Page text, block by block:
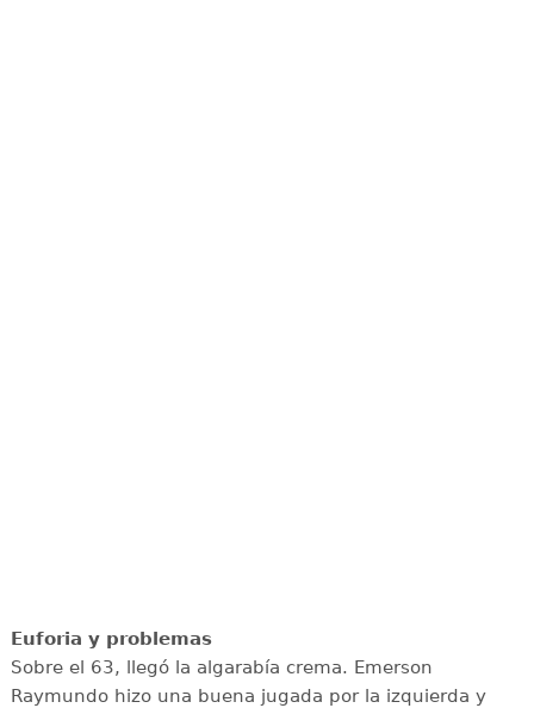
Euforia y problemas
Sobre el 63, llegó la algarabía crema. Emerson
Raymundo hizo una buena jugada por la izquierda y